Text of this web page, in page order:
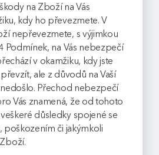
na Zboží na Vás
kdy ho převezmete. V
nepřevezmete, s výjimkou
Podmínek, na Vás nebezpečí
v okamžiku, kdy jste
ale z důvodů na Vaší
Přechod nebezpečí
Vás znamená, že od tohoto
důsledky spojené se
poškozením či jakýmkoli